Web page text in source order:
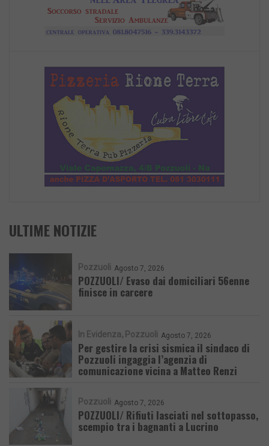
ULTIME NOTIZIE
Pozzuoli Agosto 7, 2026
POZZUOLI/ Evaso dai domiciliari 56enne
finisce in carcere
In Evidenza Pozzuoli Agosto 7, 2026
Per gestire la crisi sismica il sindaco di
Pozzuoli ingaggia l’agenzia di
comunicazione vicina a Matteo Renzi
Pozzuoli Agosto 7, 2026
POZZUOLI/ Rifiuti lasciati nel sottopasso,
scempio tra i bagnanti a Lucrino